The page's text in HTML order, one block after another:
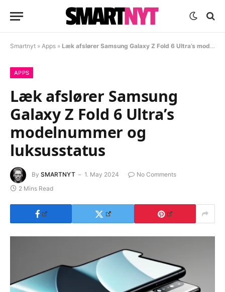
Smartnyt » Apps » Læk afslører Samsung Galaxy Z Fold 6 Ultra’s modelnummer og luksusstatus
APPS
Læk afslører Samsung
Galaxy Z Fold 6 Ultra’s
modelnummer og
luksusstatus
By SMARTNYT 1. May 2024
No Comments
2 Mins Read